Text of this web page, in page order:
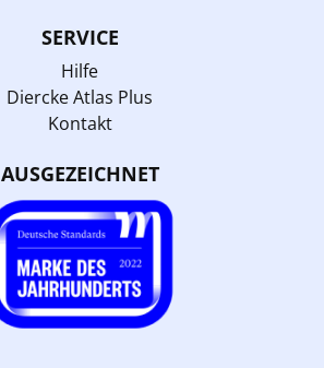
SERVICE
Hilfe
Diercke Atlas Plus
Kontakt
AUSGEZEICHNET